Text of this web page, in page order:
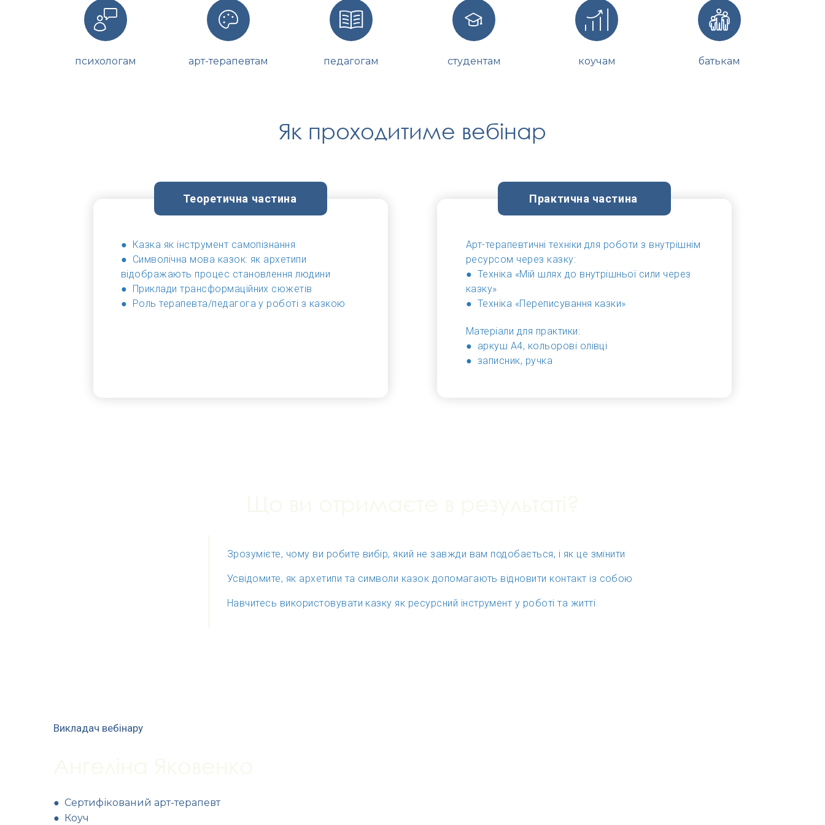
психологам арт-терапевтам педагогам студентам коучам батькам
Як проходитиме вебінар
● Казка як інструмент самопізнання
● Символічна мова казок: як архетипи
відображають процес становлення людини
● Приклади трансформаційних сюжетів
● Роль терапевта/педагога у роботі з казкою
Арт-терапевтичні техніки для роботи з внутрішнім
ресурсом через казку:
● Техніка «Мій шлях до внутрішньої сили через
казку»
● Техніка «Переписування казки»
Матеріали для практики:
● аркуш А4, кольорові олівці
● записник, ручка
Теоретична частина Практична частина
Зрозумієте, чому ви робите вибір, який не завжди вам подобається, і як це змінити
Усвідомите, як архетипи та символи казок допомагають відновити контакт із собою
Навчитесь використовувати казку як ресурсний інструмент у роботі та житті
Викладач вебінару
● Сертифікований арт-терапевт
● Коуч